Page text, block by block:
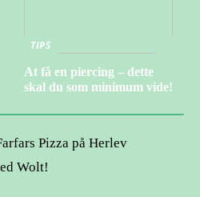
TIPS
At få en piercing – dette
skal du som minimum vide!
Pizza på Herlev
Wolt!